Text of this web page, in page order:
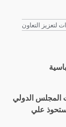
لتعزيز التعاون
المجلس الدولي
علي